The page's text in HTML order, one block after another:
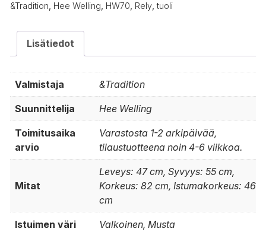
&Tradition Hee Welling HW70 Rely ,tuoli
Lisätiedot
Valmistaja &Tradition
Suunnittelija Hee Welling
Toimitusaika
arvio
Varastosta 1-2 arkipäivää,
tilaustuotteena noin 4-6 viikkoa.
Mitat
Leveys: 47 cm, Syvyys: 55 cm,
Korkeus: 82 cm, Istumakorkeus: 46
cm
Istuimen väri Valkoinen, Musta